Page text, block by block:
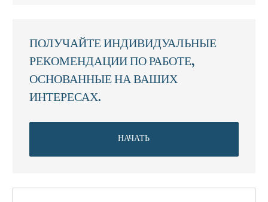
ПОЛУЧАЙТЕ ИНДИВИДУАЛЬНЫЕ
РЕКОМЕНДАЦИИ ПО РАБОТЕ,
ОСНОВАННЫЕ НА ВАШИХ
ИНТЕРЕСАХ.
НАЧАТЬ